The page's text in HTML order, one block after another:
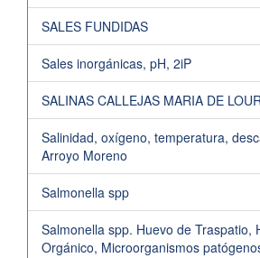
SALES FUNDIDAS
Sales inorgánicas, pH, 2iP
SALINAS CALLEJAS MARIA DE
Salinidad, oxígeno, temperatura,
Arroyo Moreno
Salmonella spp
Salmonella spp. Huevo de Traspatio,
Orgánico, Microorganismos